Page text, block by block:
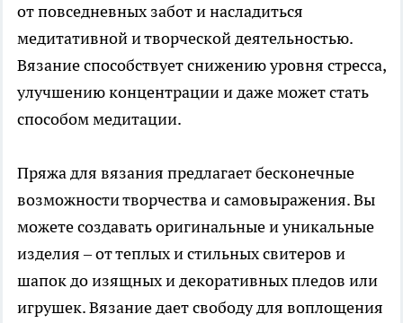
от повседневных забот и насладиться
медитативной и творческой деятельностью.
Вязание способствует снижению уровня стресса,
улучшению концентрации и даже может стать
способом медитации.
Пряжа для вязания предлагает бесконечные
возможности творчества и самовыражения. Вы
можете создавать оригинальные и уникальные
изделия – от теплых и стильных свитеров и
шапок до изящных и декоративных пледов или
игрушек. Вязание дает свободу для воплощения